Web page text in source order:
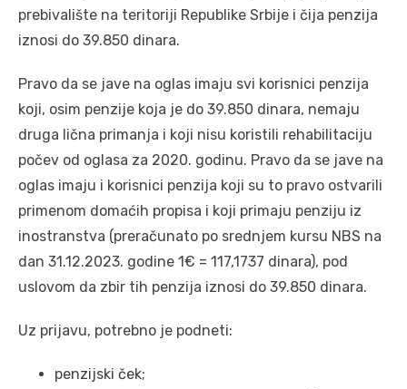
prebivalište na teritoriji Republike Srbije i čija penzija
iznosi do 39.850 dinara.
Pravo da se jave na oglas imaju svi korisnici penzija
koji, osim penzije koja je do 39.850 dinara, nemaju
druga lična primanja i koji nisu koristili rehabilitaciju
počev od oglasa za 2020. godinu. Pravo da se jave na
oglas imaju i korisnici penzija koji su to pravo ostvarili
primenom domaćih propisa i koji primaju penziju iz
inostranstva (preračunato po srednjem kursu NBS na
dan 31.12.2023. godine 1€ = 117,1737 dinara), pod
uslovom da zbir tih penzija iznosi do 39.850 dinara.
Uz prijavu, potrebno je podneti:
penzijski ček;